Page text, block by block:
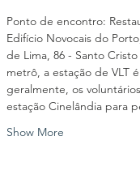
Ponto de encontro:
Edifício Novocais do
de Lima, 86 - Santo
metrô, a estação de VLT
geralmente, os
estação Cinelândia para
Show More